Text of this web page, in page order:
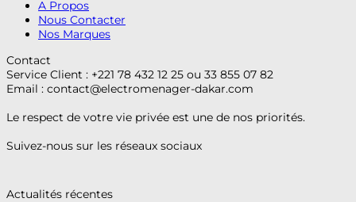
A Propos
Nous Contacter
Nos Marques
Contact
Service Client : +221 78 432 12 25 ou 33 855 07 82
Email : contact@electromenager-dakar.com
Le respect de votre vie privée est une de nos priorités.
Suivez-nous sur les réseaux sociaux
Actualités récentes